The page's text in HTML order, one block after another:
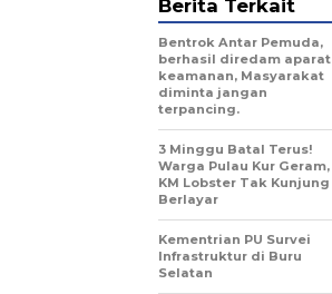
Berita Terkait
Bentrok Antar Pemuda,
berhasil diredam aparat
keamanan, Masyarakat
diminta jangan
terpancing.
3 Minggu Batal Terus!
Warga Pulau Kur Geram,
KM Lobster Tak Kunjung
Berlayar
Kementrian PU Survei
Infrastruktur di Buru
Selatan